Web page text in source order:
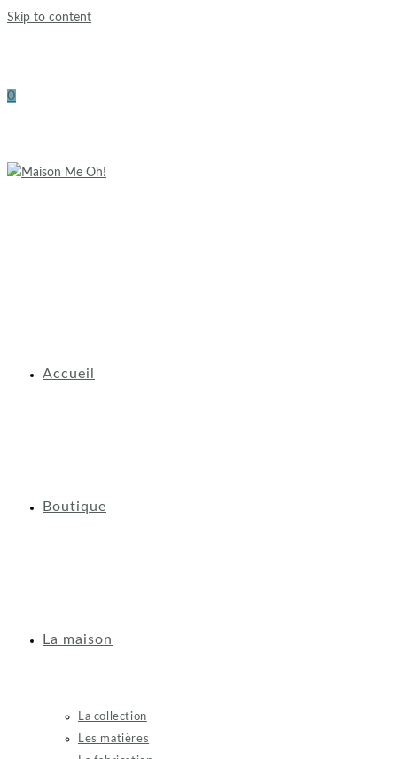
Skip to content
0
Accueil
Boutique
La maison
La collection
Les matières